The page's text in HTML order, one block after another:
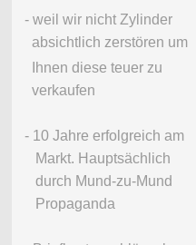
- weil wir nicht Zylinder
absichtlich zerstören um
Ihnen diese teuer zu
verkaufen
- 10 Jahre erfolgreich am
Markt. Hauptsächlich
durch Mund-zu-Mund
Propaganda